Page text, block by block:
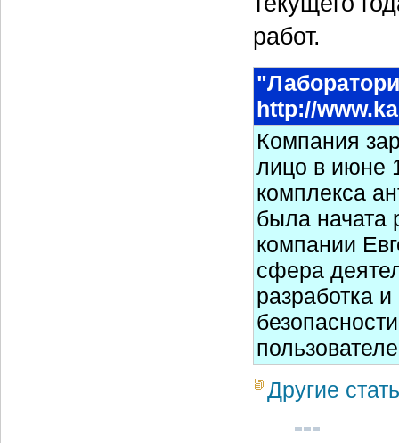
работ.
http://
Компания
лицо в июне
комплекса
была начата
компании
сфера
разработка
Другие